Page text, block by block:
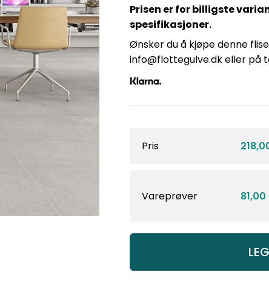
Prisen er for billigste
spesifikasjoner.
Ønsker du å kjøpe denne
info@flottegulve.dk eller på
Pris
Vareprøver 81,00